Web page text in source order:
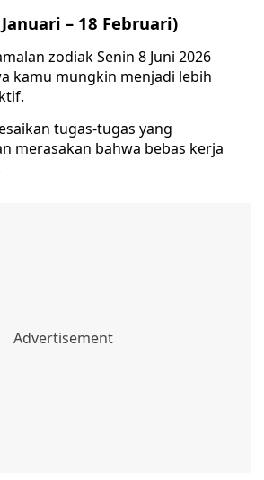
– 18 Februari)
zodiak Senin 8 Juni 2026
kamu mungkin menjadi lebih
tugas-tugas yang
merasakan bahwa bebas kerja